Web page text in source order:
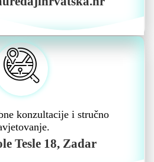
konzultacije i stručno
Tesle 18, Zadar